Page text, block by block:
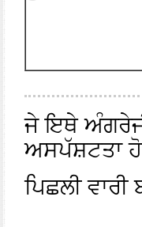
ਜੇ ਇਥੇ
ਅਸਪੱਸ਼ਟਤਾ
ਪਿਛਲੀ